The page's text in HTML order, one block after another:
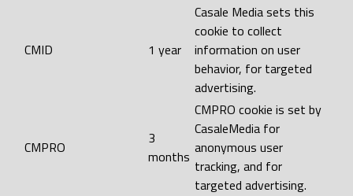
CMID 1 year
Casale Media sets this
cookie to collect
information on user
behavior, for targeted
advertising.
CMPRO
3
months
CMPRO cookie is set by
CasaleMedia for
anonymous user
tracking, and for
targeted advertising.